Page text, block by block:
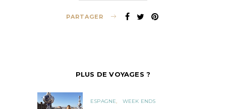
PARTAGER
PLUS DE VOYAGES ?
ESPAGNE WEEK ENDS